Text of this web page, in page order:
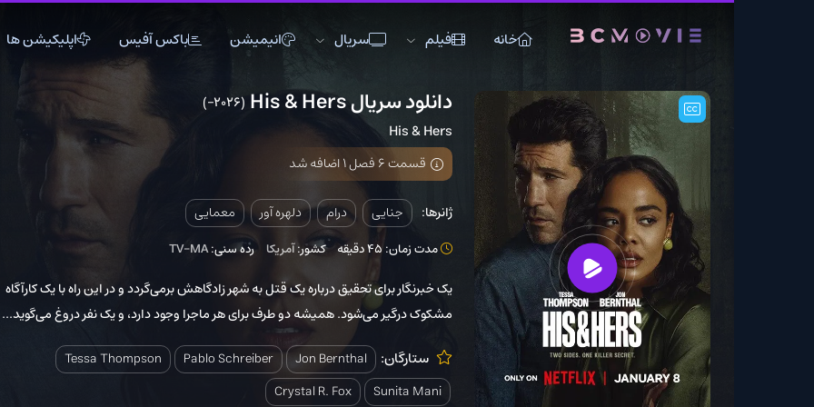
خانه فیلم
اکشن انیمیشن
تاک شو
دلهره آور
عاشقانه
فانتزی کمدی
موزیک
موزیکال
ورزشی
وسترن
سریال
تاریخی
دلهره آور
موزیک
انیمیشن باکس آفیس اپلیکیشن ها
دانلود سریال His & Hers (2026–)
His & Hers
قسمت 6 فصل 1 اضافه شد
ژانرها: جنایی درام دلهره آور معمایی
مدت زمان: 45 دقیقه کشور:آمریکا رده سنی:TV-MA
یک خبرنگار برای تحقیق درباره یک قتل به شهر زادگاهش برمی‌گردد و در این راه با یک کارآگاه
مشکوک درگیر می‌شود. همیشه دو طرف برای هر ماجرا وجود دارد، و یک نفر دروغ می‌گوید...
ستارگان: Jon Bernthal
Pablo Schreiber
Tessa Thompson
Sunita Mani
Crystal R. Fox